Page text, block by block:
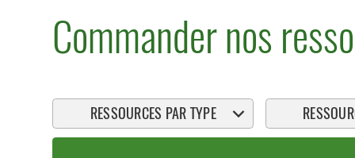
Commander nos
RESSOURCES PAR TYPE